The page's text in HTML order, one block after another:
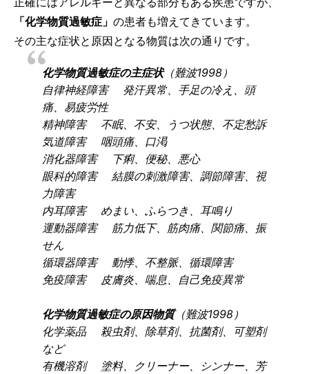
「化学物質過敏症」 の患者も増えてきています。
その主な症状と原因となる物質は次の通りです。
化学物質過敏症の主症状（難波1998）
自律神経障害 発汗異常、手足の冷え、頭
痛、易疲労性
精神障害 不眠、不安、うつ状態、不定愁訴
気道障害 咽頭痛、口渇
消化器障害 下痢、便秘、悪心
眼科的障害 結膜の刺激障害、調節障害、視
力障害
内耳障害 めまい、ふらつき、耳鳴り
運動器障害 筋力低下、筋肉痛、関節痛、振
せん
循環器障害 動悸、不整脈、循環障害
免疫障害 皮膚炎、喘息、自己免疫異常
化学物質過敏症の原因物質（難波1998）
化学薬品 殺虫剤、除草剤、抗菌剤、可塑剤
など
有機溶剤 塗料、クリーナー、シンナー、芳